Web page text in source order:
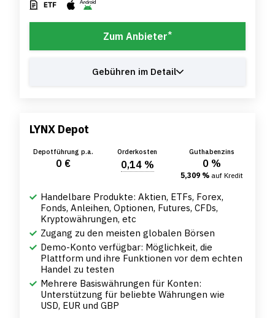
Zum Anbieter*
Gebühren im Detail
LYNX Depot
Depotführung p.a.
0 €
Orderkosten
0,14 %
Guthabenzins
0 %
5,309 %auf Kredit
Handelbare Produkte: Aktien, ETFs, Forex,
Fonds, Anleihen, Optionen, Futures, CFDs,
Kryptowährungen, etc
Zugang zu den meisten globalen Börsen
Demo-Konto verfügbar: Möglichkeit, die
Plattform und ihre Funktionen vor dem echten
Handel zu testen
Mehrere Basiswährungen für Konten:
Unterstützung für beliebte Währungen wie
USD, EUR und GBP